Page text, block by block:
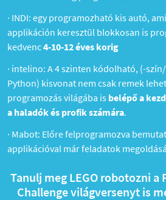
· INDI: egy programozható kis autó,
applikáción keresztül blokkosan is
kedvenc4-10-12 éves korig
· intelino: A 4 szinten kódolható, (-
Python) kisvonat nem csak remek
programozás világába is belépő a
a haladók és profik számára.
· Mabot: Előre felprogramozva
applikációval már feladatok
Tanulj meg LEGO robotozni a
Challenge világversenyt is